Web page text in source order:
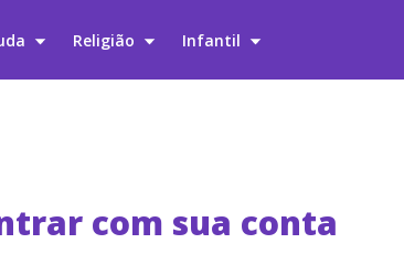
Religião Infantil
com sua conta